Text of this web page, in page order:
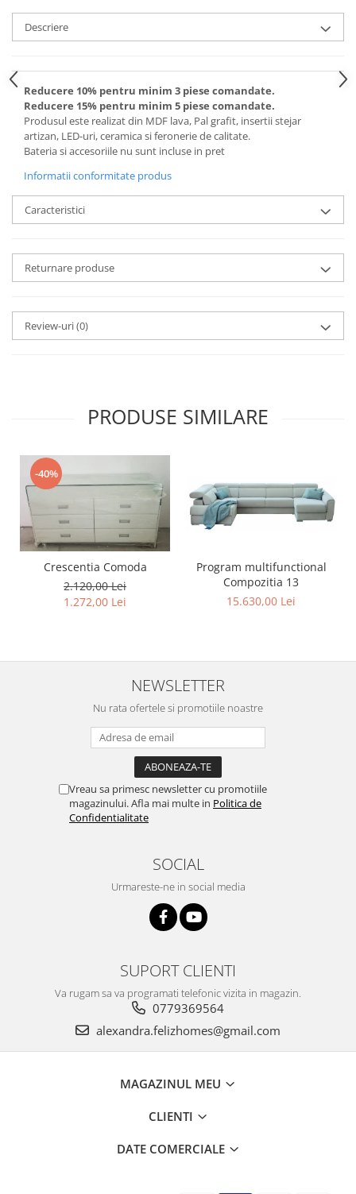
Descriere
Reducere 10% pentru minim 3 piese comandate.
Reducere 15% pentru minim 5 piese comandate.
Produsul este realizat din MDF lava, Pal grafit, insertii stejar
artizan, LED-uri, ceramica si feronerie de calitate.
Bateria si accesoriile nu sunt incluse in pret
Informatii conformitate produs
Caracteristici
Returnare produse
Review-uri(0)
PRODUSE SIMILARE
-40%
Crescentia Comoda
2.120,00 Lei
1.272,00 Lei
Program multifunctional
Compozitia 13
15.630,00 Lei
NEWSLETTER
Nu rata ofertele si promotiile noastre
Vreau sa primesc newsletter cu promotiile
magazinului. Afla mai multe in Politica de
Confidentialitate
SOCIAL
Urmareste-ne in social media
SUPORT CLIENTI
Va rugam sa va programati telefonic vizita in magazin.
0779369564
alexandra.felizhomes@gmail.com
MAGAZINUL MEU
CLIENTI
DATE COMERCIALE